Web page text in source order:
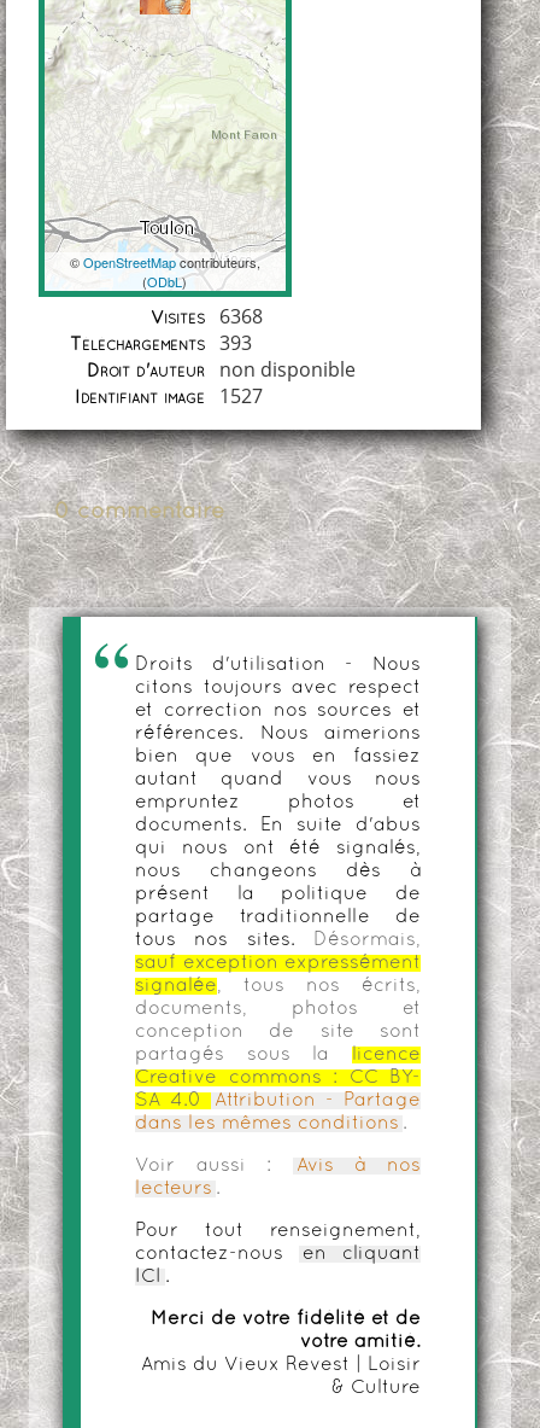
Coordonnées
©OpenStreetMapcontributeurs,
(ODbL)
Visites 6368
Téléchargements 393
Droit d'auteur non disponible
Identifiant image 1527
0 commentaire
Droits d'utilisation - Nous
citons toujours avec respect
et correction nos sources et
références. Nous aimerions
bien que vous en fassiez
autant quand vous nous
empruntez photos et
documents. En suite d'abus
qui nous ont été signalés,
nous changeons dès à
présent la politique de
partage traditionnelle de
tous nos sites.
Désormais,
sauf exception expressément
signalée , tous nos écrits,
documents, photos et
conception de site sont
partagés sous la
licence
Creative commons :
CC BY-
SA 4.0
Attribution - Partage
dans les mêmes conditions .
Voir aussi :
Avis à nos
lecteurs .
Pour tout renseignement,
contactez-nous
en cliquant
ICI
.
Merci de votre fidélité et de
votre amitié.
Amis du Vieux Revest | Loisir
& Culture